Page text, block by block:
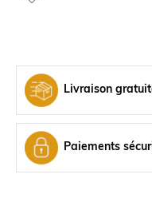
Livraison
Paiements